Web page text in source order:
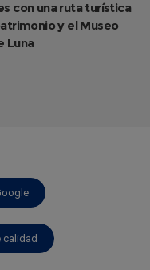
con una ruta turística
y el Museo
Luna
calidad